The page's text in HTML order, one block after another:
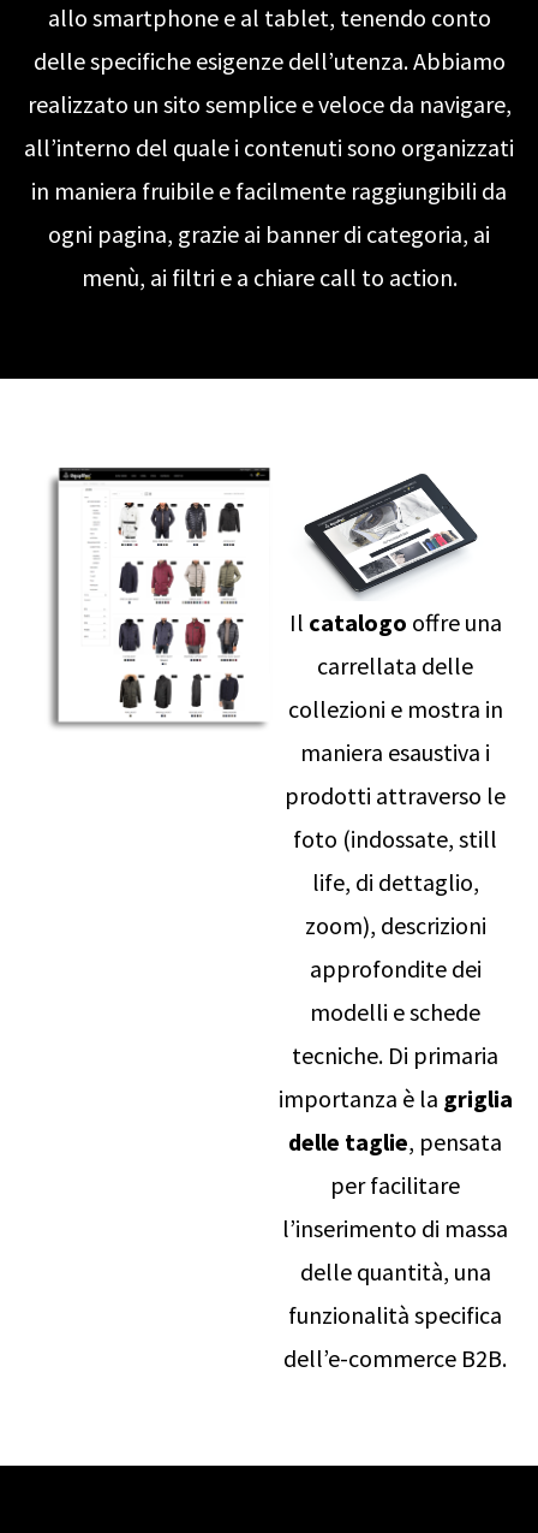
allo smartphone e al tablet, tenendo conto
delle specifiche esigenze dell’utenza. Abbiamo
realizzato un sito semplice e veloce da navigare,
all’interno del quale i contenuti sono organizzati
in maniera fruibile e facilmente raggiungibili da
ogni pagina, grazie ai banner di categoria, ai
menù, ai filtri e a chiare call to action.
Il catalogo offre una
carrellata delle
collezioni e mostra in
maniera esaustiva i
prodotti attraverso le
foto (indossate, still
life, di dettaglio,
zoom), descrizioni
approfondite dei
modelli e schede
tecniche. Di primaria
importanza è la griglia
delle taglie, pensata
per facilitare
l’inserimento di massa
delle quantità, una
funzionalità specifica
dell’e-commerce B2B.